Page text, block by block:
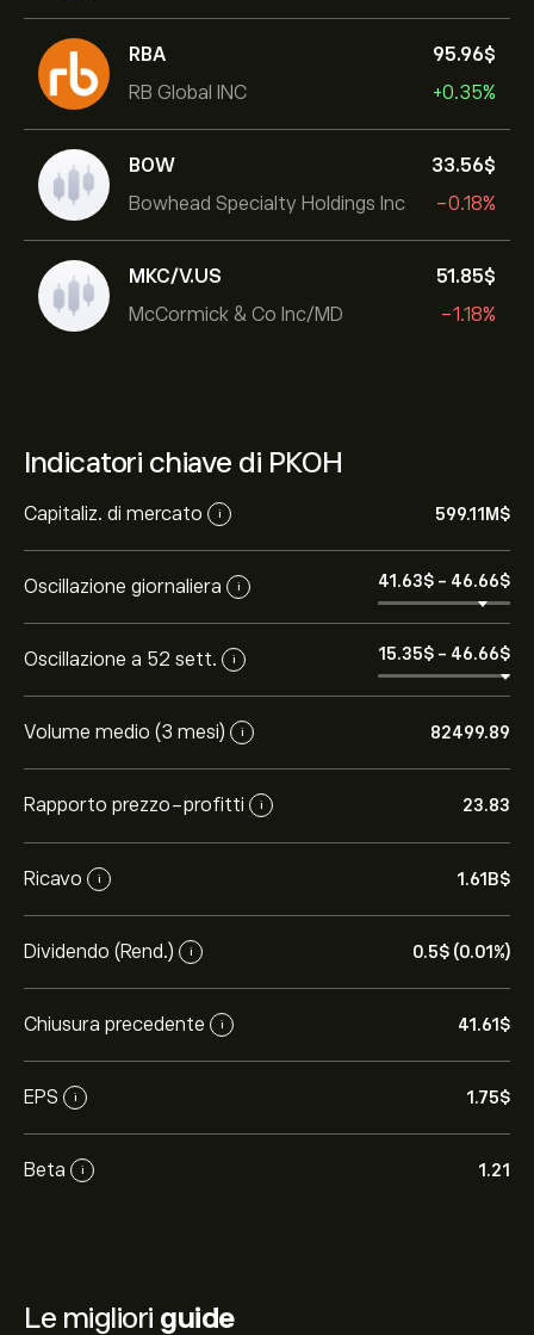
RBA
RB Global INC
95.96‎$‎
+0.35%
BOW
Bowhead Specialty Holdings Inc
33.56‎$‎
-0.18%
MKC/V.US
McCormick & Co Inc/MD
51.85‎$‎
-1.18%
Indicatori chiave di PKOH
Capitaliz. di mercato i 599.11M‎$‎
Oscillazione giornaliera i 41.63‎$‎ - 46.66‎$‎
Oscillazione a 52 sett. i 15.35‎$‎ - 46.66‎$‎
Volume medio (3 mesi) i 82499.89
Rapporto prezzo-profitti i 23.83
Ricavo i 1.61B‎$‎
Dividendo (Rend.) i 0.5‎$‎ (0.01%)
Chiusura precedente i 41.61‎$‎
EPS i 1.75‎$‎
Beta i 1.21
Le migliori guide